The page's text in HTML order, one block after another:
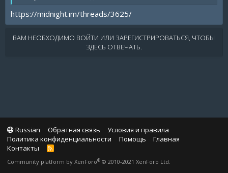
https://midnight.im/threads/3625/
ВАМ НЕОБХОДИМО ВОЙТИ ИЛИ ЗАРЕГИСТРИРОВАТЬСЯ, ЧТОБЫ
ЗДЕСЬ ОТВЕЧАТЬ.
Russian Обратная связь
Условия и правила
Политика конфиденциальности
Помощь
Главная
Контакты
R
S
Community platform by XenForo® © 2010-2021 XenForo Ltd.